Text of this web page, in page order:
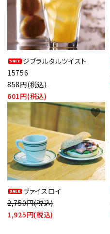
ジブラルタルツイスト
15756
858円(税込)
601円(税込)
ヴァイスロイ
2,750円(税込)
1,925円(税込)
favorite